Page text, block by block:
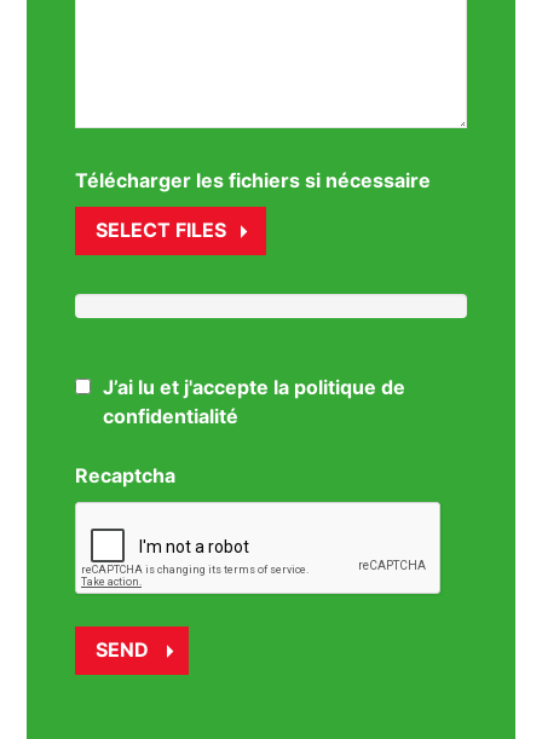
Télécharger les fichiers si nécessaire
SELECT FILES
J’ai lu et j'accepte la politique de
confidentialité
Recaptcha